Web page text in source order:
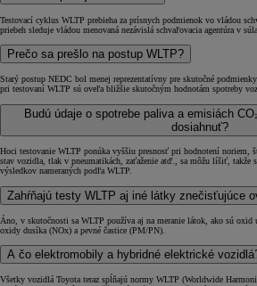
Testovací cyklus WLTP prebieha za prísnych podmienok vo vládou
priebeh sleduje vládou menovaná nezávislá schvaľovacia agentúra v
Prečo sa prešlo na postup WLTP?
Starý postup NEDC bol menej reprezentatívny pre skutočné
pri testovaní WLTP sú oveľa bližšie skutočným hodnotám spotreby
Budú údaje o spotrebe paliva a emisiách
dosiahnuť?
Hoci testovanie WLTP ponúka vyššiu presnosť pri hodnotení noriem,
stav vozidla, tlak v pneumatikách, zaťaženie atď., sa môžu líšiť, takže
výsledkov nameraných podľa WLTP.
Zahŕňajú testy WLTP aj iné látky znečisťujúce
Áno, v skutočnosti sa WLTP používa aj na meranie látok, ako sú
oxidy dusíka (NOx) a pevné častice (PM/PN).
A čo elektromobily a hybridné elektrické
Všetky vozidlá Toyota teraz spĺňajú normy WLTP (Worldwide